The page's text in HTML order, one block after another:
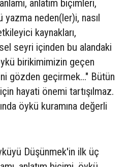
anlatım biçimleri,
yazma neden(ler)i, nasıl
kaynakları,
seyri içinden bu alandaki
birikimimizin geçen
gözden geçirmek..." Bütün
hayati önemi tartışılmaz.
öykü kuramına değerli
Düşünmek'in ilk üç